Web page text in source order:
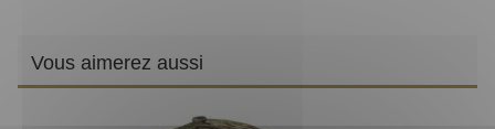
Vous aimerez aussi